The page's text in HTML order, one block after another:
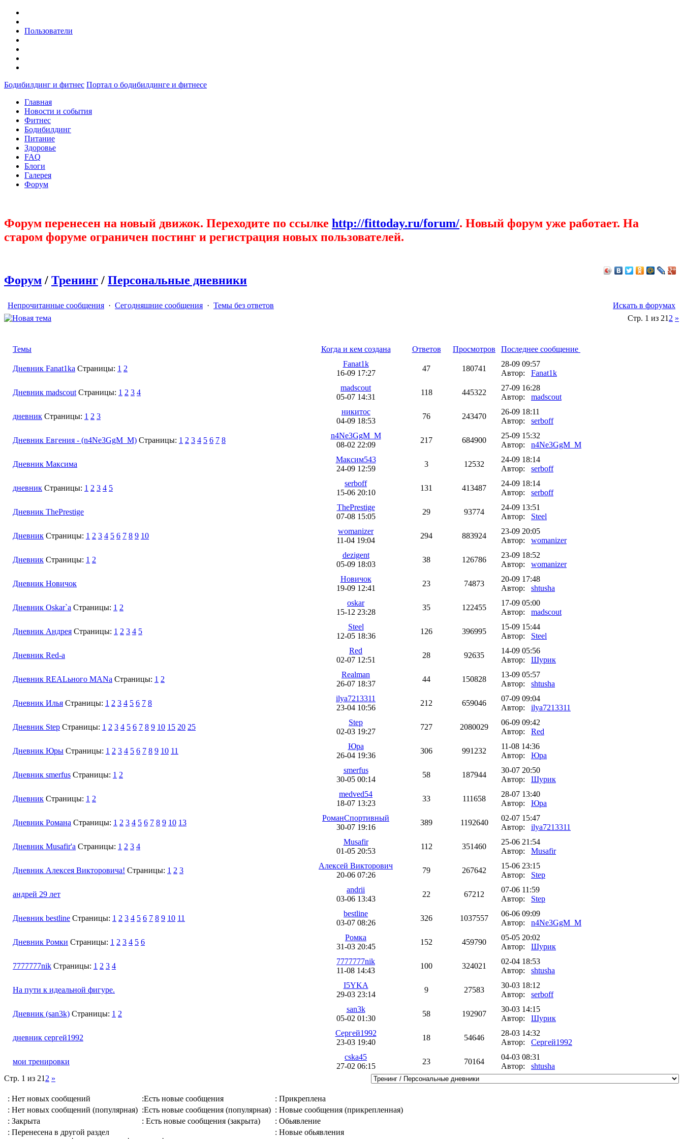
Пользователи
Бодибилдинг и фитнес Портал о бодибилдинге и фитнесе
Главная
Новости и события
Фитнес
Бодибилдинг
Питание
Здоровье
FAQ
Блоги
Галерея
Форум
Форум перенесен на новый движок. Переходите по ссылке http://fittoday.ru/forum/. Новый форум уже работает. На
старом форуме ограничен постинг и регистрация новых пользователей.
Форум / Тренинг / Персональные дневники
Непрочитанные сообщения · Сегодняшние сообщения · Темы без ответов
Искать в форумах
Стр. 1 из 21 2 »
Темы
Когда и кем создана Ответов Просмотров Последнее сообщение
Дневник Fanat1ka Страницы: 1 2
Fanat1k
16-09 17:27
47 180741
28-09 09:57
Автор: Fanat1k
Дневник madscout Страницы: 1 2 3 4
madscout
05-07 14:31
118 445322
27-09 16:28
Автор: madscout
дневник Страницы: 1 2 3
никитос
04-09 18:53
76 243470
26-09 18:11
Автор: serboff
Дневник Евгения - (n4Ne3GgM_M) Страницы: 1 2 3 4 5 6 7 8
n4Ne3GgM_M
08-02 22:09
217 684900
25-09 15:32
Автор: n4Ne3GgM_M
Дневник Максима
Максим543
24-09 12:59
3 12532
24-09 18:14
Автор: serboff
дневник Страницы: 1 2 3 4 5
serboff
15-06 20:10
131 413487
24-09 18:14
Автор: serboff
Дневник ThePrestige
ThePrestige
07-08 15:05
29 93774
24-09 13:51
Автор: Steel
Дневник Страницы: 1 2 3 4 5 6 7 8 9 10
womanizer
11-04 19:04
294 883924
23-09 20:05
Автор: womanizer
Дневник Страницы: 1 2
dezigent
05-09 18:03
38 126786
23-09 18:52
Автор: womanizer
Дневник Новичок
Новичок
19-09 12:41
23 74873
20-09 17:48
Автор: shtusha
Дневник Oskar`a Страницы: 1 2
oskar
15-12 23:28
35 122455
17-09 05:00
Автор: madscout
Дневник Андрея Страницы: 1 2 3 4 5
Steel
12-05 18:36
126 396995
15-09 15:44
Автор: Steel
Дневник Red-а
Red
02-07 12:51
28 92635
14-09 05:56
Автор: Шурик
Дневник REALьного MANa Страницы: 1 2
Realman
26-07 18:37
44 150828
13-09 05:57
Автор: shtusha
Дневник Илья Страницы: 1 2 3 4 5 6 7 8
ilya7213311
23-04 10:56
212 659046
07-09 09:04
Автор: ilya7213311
Дневник Step Страницы: 1 2 3 4 5 6 7 8 9 10 15 20 25
Step
02-03 19:27
727 2080029
06-09 09:42
Автор: Red
Дневник Юры Страницы: 1 2 3 4 5 6 7 8 9 10 11
Юра
26-04 19:36
306 991232
11-08 14:36
Автор: Юра
Дневник smerfus Страницы: 1 2
smerfus
30-05 00:14
58 187944
30-07 20:50
Автор: Шурик
Дневник Страницы: 1 2
medved54
18-07 13:23
33 111658
28-07 13:40
Автор: Юра
Дневник Романа Страницы: 1 2 3 4 5 6 7 8 9 10 13
РоманСпортивный
30-07 19:16
389 1192640
02-07 15:47
Автор: ilya7213311
Дневник Musafir'а Страницы: 1 2 3 4
Musafir
01-05 20:53
112 351460
25-06 21:54
Автор: Musafir
Дневник Алексея Викторовича! Страницы: 1 2 3
Алексей Викторович
20-06 07:26
79 267642
15-06 23:15
Автор: Step
андрей 29 лет
andrii
03-06 13:43
22 67212
07-06 11:59
Автор: Step
Дневник bestline Страницы: 1 2 3 4 5 6 7 8 9 10 11
bestline
03-07 08:26
326 1037557
06-06 09:09
Автор: n4Ne3GgM_M
Дневник Ромки Страницы: 1 2 3 4 5 6
Ромка
31-03 20:45
152 459790
05-05 20:02
Автор: Шурик
7777777nik Страницы: 1 2 3 4
7777777nik
11-08 14:43
100 324021
02-04 18:53
Автор: shtusha
На пути к идеальной фигуре.
I5YKA
29-03 23:14
9 27583
30-03 18:12
Автор: serboff
Дневник (san3k) Страницы: 1 2
san3k
05-02 01:30
58 192907
30-03 14:15
Автор: Шурик
дневник сергей1992
Сергей1992
23-03 19:40
18 54646
28-03 14:32
Автор: Сергей1992
мои тренировки
cska45
27-02 06:15
23 70164
04-03 08:31
Автор: shtusha
Стр. 1 из 21 2 »
: Нет новых сообщений :Есть новые сообщения
: Прикреплена
: Нет новых сообщений (популярная) :Есть новые сообщения (популярная) : Новые сообщения (прикрепленная)
: Закрыта
: Есть новые сообщения (закрыта)
: Обьявление
: Перенесена в другой раздел
: Новые обьявления